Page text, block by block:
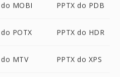
do MOBI PPTX do PDB
POTX PPTX do HDR
do MTV PPTX do XPS